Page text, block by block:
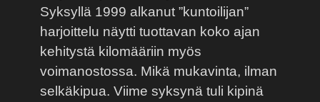
Syksyllä 1999 alkanut ”kuntoilijan”
harjoittelu näytti tuottavan koko ajan
kehitystä kilomääriin myös
voimanostossa. Mikä mukavinta, ilman
selkäkipua. Viime syksynä tuli kipinä